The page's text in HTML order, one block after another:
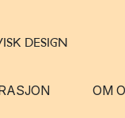
DESIGN
OM